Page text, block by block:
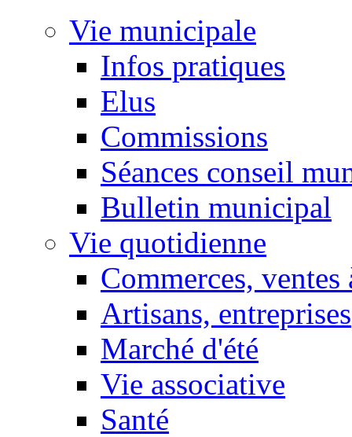
Vie municipale
Infos pratiques
Elus
Commissions
Séances conseil
Bulletin municipal
Vie quotidienne
Commerces, ventes
Artisans, entreprises
Marché d'été
Vie associative
Santé